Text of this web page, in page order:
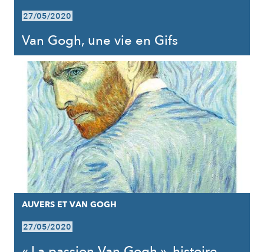
27/05/2020
Van Gogh, une vie en Gifs
AUVERS ET VAN GOGH
27/05/2020